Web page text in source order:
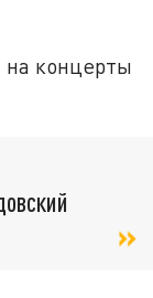
на концерты